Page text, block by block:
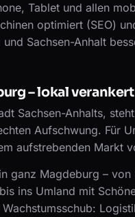
Tablet und allen
optimiert (SEO)
Sachsen-Anhalt
– lokal verankert
Sachsen-Anhalts,
Aufschwung. Für
aufstrebenden Markt
ganz Magdeburg –
ins Umland mit